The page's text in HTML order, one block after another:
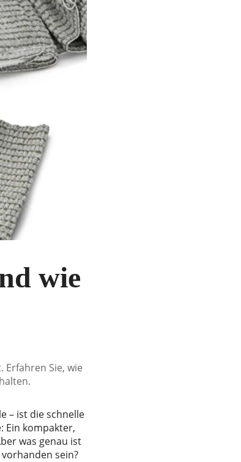
wie
Sie, wie
– ist die schnelle
Ein kompakter,
was genau ist
sein?